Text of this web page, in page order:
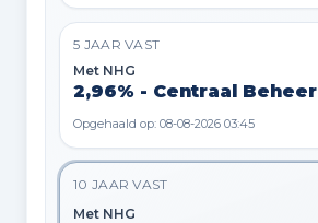
5 JAAR VAST
Met NHG
2,96% - Centraal Beheer
Opgehaald op: 08-08-2026 03:45
10 JAAR VAST
Met NHG